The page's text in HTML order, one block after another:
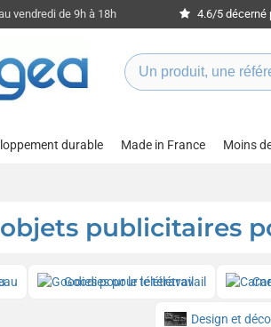
vendredi de 9h à 18h 4.6/5 décerné
durable Made in France Moins
publicitaires
Goodies pour le télétravail
Design et